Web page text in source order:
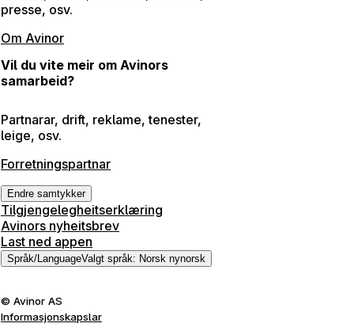
presse, osv.
Om Avinor
Vil du vite meir om Avinors
samarbeid?
Partnarar, drift, reklame, tenester,
leige, osv.
Forretningspartnar
Endre samtykker
Tilgjengelegheitserklæring
Avinors nyheitsbrev
Last ned appen
Språk/LanguageValgt språk: Norsk nynorsk
© Avinor AS
Informasjonskapslar